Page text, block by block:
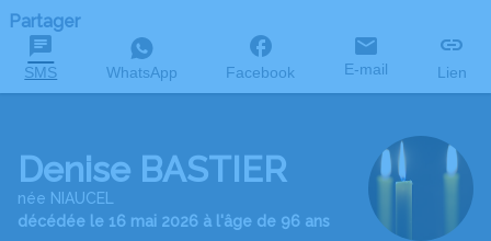
Partager
SMS WhatsApp Facebook E-mail Lien
Denise BASTIER
née NIAUCEL
décédée le 16 mai 2026 à l'âge de 96 ans